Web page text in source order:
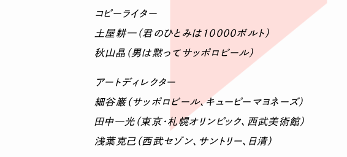
コピーライター
土屋耕一（君のひとみは10000ボルト）
秋山晶（男は黙ってサッポロビール）
アートディレクター
細谷巌（サッポロビール、キューピーマヨネーズ）
田中一光（東京・札幌オリンピック、西武美術館）
浅葉克己（西武セゾン、サントリー、日清）